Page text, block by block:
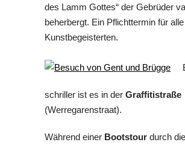
des Lamm Gottes“ der Gebrüder
beherbergt. Ein Pflichttermin für alle
Kunstbegeisterten.
schriller ist es in der Graffitistraße
(Werregarenstraat).
Während einer Bootstour durch